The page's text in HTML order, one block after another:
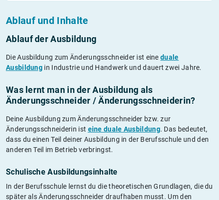
Ablauf und Inhalte
Ablauf der Ausbildung
Die Ausbildung zum Änderungsschneider ist eineduale
Ausbildung in Industrie und Handwerk und dauert zwei Jahre.
Was lernt man in der Ausbildung als
Änderungsschneider / Änderungsschneiderin?
Deine Ausbildung zum Änderungsschneider bzw. zur
Änderungsschneiderin ist eine duale Ausbildung. Das bedeutet,
dass du einen Teil deiner Ausbildung in der Berufsschule und den
anderen Teil im Betrieb verbringst.
Schulische Ausbildungsinhalte
In der Berufsschule lernst du die theoretischen Grundlagen, die du
später als Änderungsschneider draufhaben musst. Um den